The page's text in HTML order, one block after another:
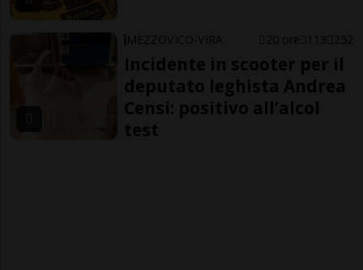
MEZZOVICO-VIRA 20 ore 113 252
Incidente in scooter per il
deputato leghista Andrea
Censi: positivo all’alcol
test